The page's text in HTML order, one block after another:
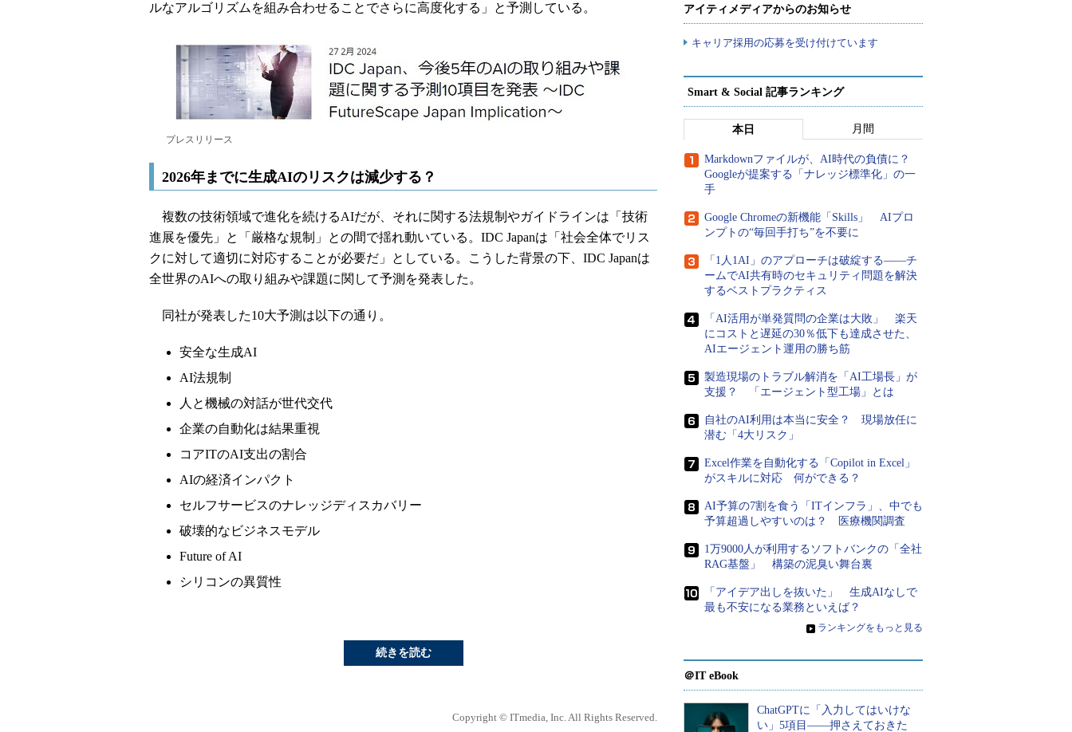
ルなアルゴリズムを組み合わせることでさらに高度化する」と予測している。
プレスリリース
2026年までに生成AIのリスクは減少する？
複数の技術領域で進化を続けるAIだが、それに関する法規制やガイドラインは「技術
進展を優先」と「厳格な規制」との間で揺れ動いている。IDC Japanは「社会全体でリス
クに対して適切に対応することが必要だ」としている。こうした背景の下、IDC Japanは
全世界のAIへの取り組みや課題に関して予測を発表した。
同社が発表した10大予測は以下の通り。
安全な生成AI
AI法規制
人と機械の対話が世代交代
企業の自動化は結果重視
コアITのAI支出の割合
AIの経済インパクト
セルフサービスのナレッジディスカバリー
破壊的なビジネスモデル
Future of AI
シリコンの異質性
続きを読む
Copyright © ITmedia, Inc. All Rights Reserved.
アイティメディアからのお知らせ
キャリア採用の応募を受け付けています
Smart & Social 記事ランキング
本日 月間
Markdownファイルが、AI時代の負債に？
Googleが提案する「ナレッジ標準化」の一
手
Google Chromeの新機能「Skills」 AIプロ
ンプトの“毎回手打ち”を不要に
「1人1AI」のアプローチは破綻する――チ
ームでAI共有時のセキュリティ問題を解決
するベストプラクティス
「AI活用が単発質問の企業は大敗」 楽天
にコストと遅延の30％低下も達成させた、
AIエージェント運用の勝ち筋
製造現場のトラブル解消を「AI工場長」が
支援？ 「エージェント型工場」とは
自社のAI利用は本当に安全？ 現場放任に
潜む「4大リスク」
Excel作業を自動化する「Copilot in Excel」
がスキルに対応 何ができる？
AI予算の7割を食う「ITインフラ」、中でも
予算超過しやすいのは？ 医療機関調査
1万9000人が利用するソフトバンクの「全社
RAG基盤」 構築の泥臭い舞台裏
「アイデア出しを抜いた」 生成AIなしで
最も不安になる業務といえば？
» ランキングをもっと見る
＠IT eBook
ChatGPTに「入力してはいけな
い」5項目――押さえておきた